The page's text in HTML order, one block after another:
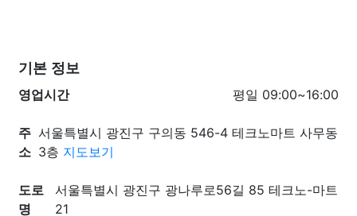
기본 정보
영업시간
평일 09:00~16:00
주
소
서울특별시 광진구 구의동 546-4 테크노마트 사무동
3층 지도보기
도로
명
서울특별시 광진구 광나루로56길 85 테크노-마트
21